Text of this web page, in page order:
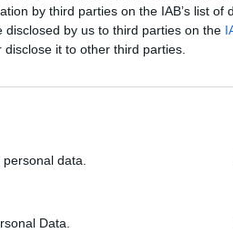
by third parties on the IAB’s list of
by us to third parties on the
it to other third parties.
data.
Data.
14.93 km
Boscone
Mappa
a Cesano Boscone in una zona industriale
La struttura si caratterizza per
Mappa